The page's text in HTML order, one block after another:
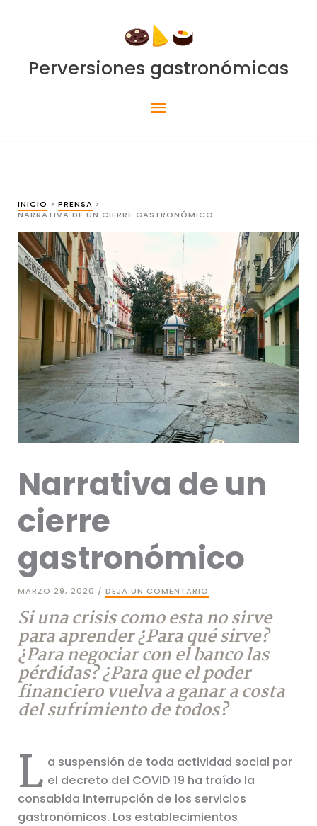
Perversiones gastronómicas
Menú
INICIO
PRENSA
NARRATIVA DE UN CIERRE GASTRONÓMICO
Narrativa de un
cierre
gastronómico
MARZO 29, 2020 /DEJA UN COMENTARIO
Si una crisis como esta no sirve
para aprender ¿Para qué sirve?
¿Para negociar con el banco las
pérdidas? ¿Para que el poder
financiero vuelva a ganar a costa
del sufrimiento de todos?
L a suspensión de toda actividad social por
el decreto del COVID 19 ha traído la
consabida interrupción de los servicios
gastronómicos. Los establecimientos